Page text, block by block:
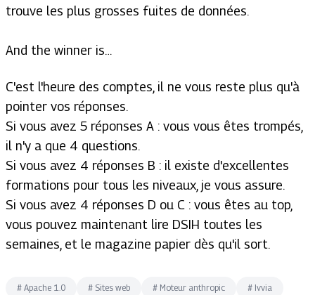
trouve les plus grosses fuites de données.
And the winner is…
C'est l'heure des comptes, il ne vous reste plus qu'à
pointer vos réponses.
Si vous avez 5 réponses A : vous vous êtes trompés,
il n'y a que 4 questions.
Si vous avez 4 réponses B : il existe d'excellentes
formations pour tous les niveaux, je vous assure.
Si vous avez 4 réponses D ou C : vous êtes au top,
vous pouvez maintenant lire DSIH toutes les
semaines, et le magazine papier dès qu'il sort.
# Apache 1.0 # Sites web # Moteur anthropic # Ivvia